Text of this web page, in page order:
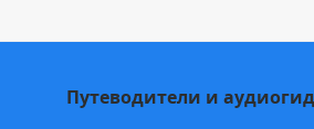
Путеводители и